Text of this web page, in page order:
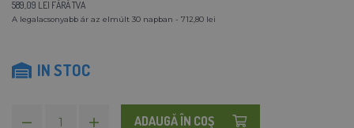
589,09 LEI FĂRĂ TVA
A legalacsonyabb ár az elmúlt 30 napban - 712,80 lei
IN STOC
ADAUGĂ ÎN COŞ